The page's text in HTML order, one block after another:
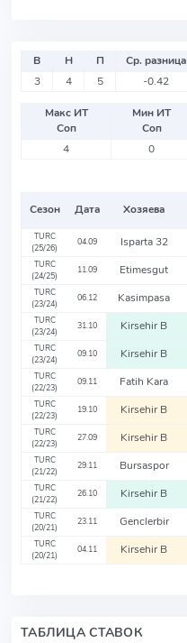
В Н П Ср. разница
3
4 5 -0.42
Макс ИТ
Соп
Мин ИТ
Соп
4
0
Сезон Дата Хозяева
TURC
(25/26)
04.09 Isparta 32
TURC
(24/25)
11.09 Etimesgut
TURC
(23/24)
06.12 Kasimpasa
TURC
(23/24)
31.10 Kirsehir B
TURC
(23/24)
09.10 Kirsehir B
TURC
(22/23)
09.11 Fatih Kara
TURC
(22/23)
19.10 Kirsehir B
TURC
(22/23)
27.09 Kirsehir B
TURC
(21/22)
29.11 Bursaspor
TURC
(21/22)
26.10 Kirsehir B
TURC
(20/21)
23.11 Genclerbir
TURC
(20/21)
04.11 Kirsehir B
ТАБЛИЦА СТАВОК